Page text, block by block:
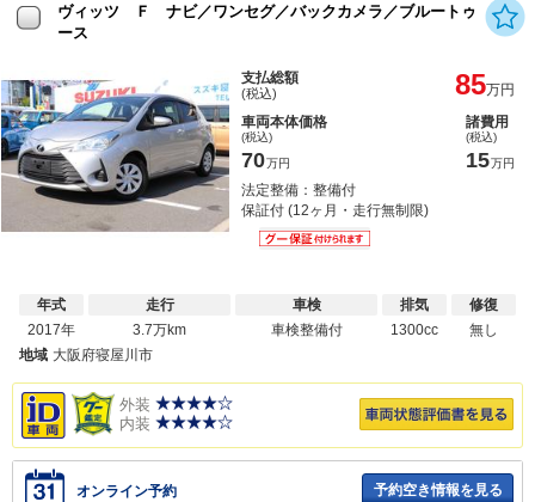
ヴィッツ Ｆ ナビ／ワンセグ／バックカメラ／ブルートゥ
ース
支払総額
(税込) 85万円
車両本体価格
(税込)
70万円
諸費用
(税込)
15万円
法定整備：整備付
保証付 (12ヶ月・走行無制限)
年式
2017年
走行
3.7万km
車検
車検整備付
排気
1300cc
修復
無し
地域 大阪府寝屋川市
外装
内装
オンライン予約 予約空き情報を見る